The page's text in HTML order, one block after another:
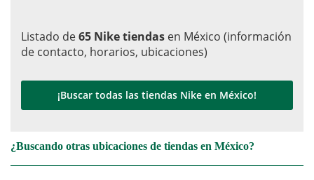
Listado de65 Nike tiendas en México (información
de contacto, horarios, ubicaciones)
¡Buscar todas las tiendas Nike en México!
¿Buscando otras ubicaciones de tiendas en México?